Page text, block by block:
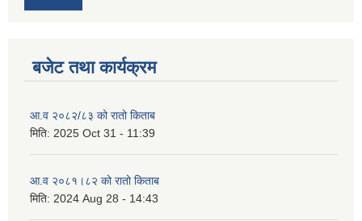
बजेट तथा कार्यक्रम
आ.व २०८२/८३ को रातो किताब
मिति: 2025 Oct 31 - 11:39
आ.व २०८१।८२ को रातो किताब
मिति: 2024 Aug 28 - 14:43